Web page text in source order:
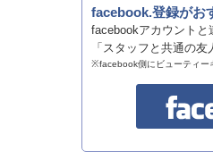
facebook.登録がお
facebookアカウントと
「スタッフと共通の
※facebook側にビューティー